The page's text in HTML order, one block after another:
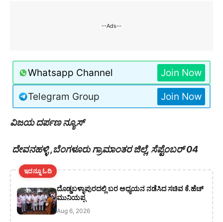
--Ads--
Whatsapp Channel Join Now
Telegram Group Join Now
ವಿಜಯ ದರ್ಪಣ ನ್ಯೂಸ್
ದೇವನಹಳ್ಳಿ ,ಬೆಂಗಳೂರು ಗ್ರಾಮಾಂತರ ಜಿಲ್ಲೆ, ಸೆಪ್ಟೆಂಬರ್ 04
ಇದನ್ನೂ ಓದಿ
ದೊಡ್ಡಬಳ್ಳಾಪುರದಲ್ಲಿ ಬರ ಅಧ್ಯಯನ ನಡೆಸಿದ ಸಚಿವ ಕೆ.ಹೆಚ್
ಮುನಿಯಪ್ಪ
Aug 6, 2026